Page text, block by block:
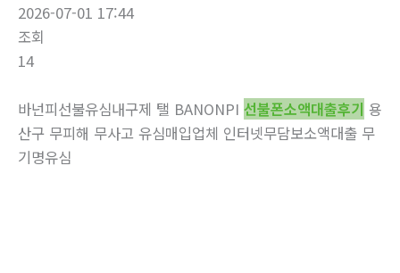
2026-07-01 17:44
조회
14
바넌피선불유심내구제 탤 BANONPI 선불폰소액대출후기 용
산구 무피해 무사고 유심매입업체 인터넷무담보소액대출 무
기명유심